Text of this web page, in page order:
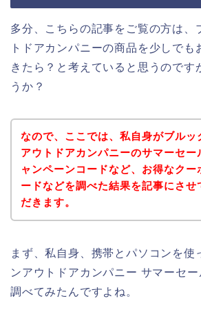
多分、こちらの記事をご覧の方は、
トドアカンパニーの商品を少しでも
きたら？と考えていると思うのです
うか？
なので、ここでは、私自身がブルッ
アウトドアカンパニーのサマーセー
ャンペーンコードなど、お得なクー
ードなどを調べた結果を記事にさせ
だきます。
まず、私自身、携帯とパソコンを使
ンアウトドアカンパニー サマーセ
調べてみたんですよね。